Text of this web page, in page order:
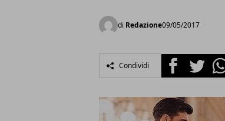
di Redazione09/05/2017
Condividi FacebookTwitter